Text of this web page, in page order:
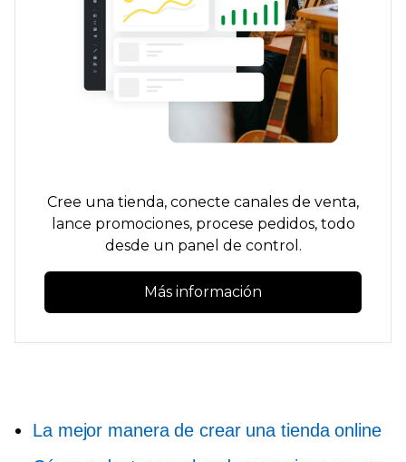
Cree una tienda, conecte canales de venta,
lance promociones, procese pedidos, todo
desde un panel de control.
Más información
La mejor manera de crear una tienda online